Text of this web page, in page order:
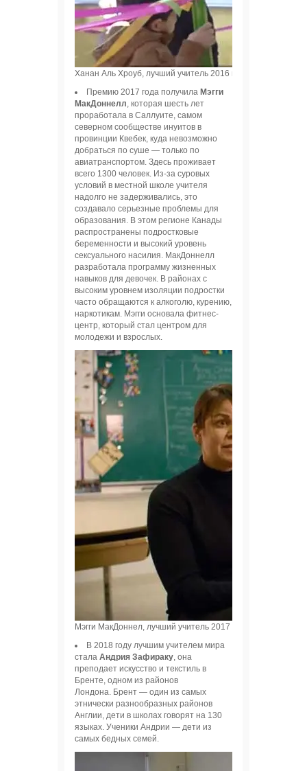
Ханан Аль Хроуб, лучший учитель 2016 года. Фото:
Премию 2017 года получила Мэгги
МакДоннелл, которая шесть лет
проработала в Саллуите, самом
северном сообществе инуитов в
провинции Квебек, куда невозможно
добраться по суше — только по
авиатранспортом. Здесь проживает
всего 1300 человек. Из-за суровых
условий в местной школе учителя
надолго не задерживались, это
создавало серьезные проблемы для
образования. В этом регионе Канады
распространены подростковые
беременности и высокий уровень
сексуального насилия. МакДоннелл
разработала программу жизненных
навыков для девочек. В районах с
высоким уровнем изоляции подростки
часто обращаются к алкоголю, курению,
наркотикам. Мэгги основала фитнес-
центр, который стал центром для
молодежи и взрослых.
Мэгги МакДоннел, лучший учитель 2017 года. Фото:
В 2018 году лучшим учителем мира
стала Андрия Зафираку, она
преподает искусство и текстиль в
Бренте, одном из районов
Лондона. Брент — один из самых
этнически разнообразных районов
Англии, дети в школах говорят на 130
языках. Ученики Андрии — дети из
самых бедных семей.